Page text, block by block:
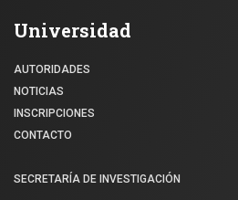
Universidad
AUTORIDADES
NOTICIAS
INSCRIPCIONES
CONTACTO
SECRETARÍA DE INVESTIGACIÓN